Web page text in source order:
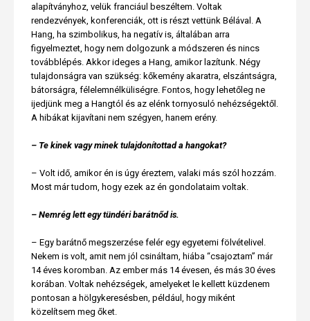
alapítványhoz, velük franciául beszéltem. Voltak
rendezvények, konferenciák, ott is részt vettünk Bélával. A
Hang, ha szimbolikus, ha negatív is, általában arra
figyelmeztet, hogy nem dolgozunk a módszeren és nincs
továbblépés. Akkor ideges a Hang, amikor lazítunk. Négy
tulajdonságra van szükség: kőkemény akaratra, elszántságra,
bátorságra, félelemnélküliségre. Fontos, hogy lehetőleg ne
ijedjünk meg a Hangtól és az elénk tornyosuló nehézségektől.
A hibákat kijavítani nem szégyen, hanem erény.
– Te kinek vagy minek tulajdonítottad a hangokat?
– Volt idő, amikor én is úgy éreztem, valaki más szól hozzám.
Most már tudom, hogy ezek az én gondolataim voltak.
– Nemrég lett egy tündéri barátnőd is.
– Egy barátnő megszerzése felér egy egyetemi fölvételivel.
Nekem is volt, amit nem jól csináltam, hiába “csajoztam” már
14 éves koromban. Az ember más 14 évesen, és más 30 éves
korában. Voltak nehézségek, amelyeket le kellett küzdenem
pontosan a hölgykeresésben, például, hogy miként
közelítsem meg őket.